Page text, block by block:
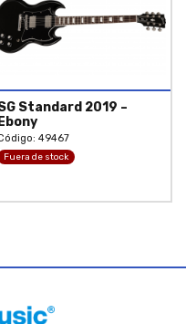
Standard 2019 –
Ebony
49467
Fuera de stock